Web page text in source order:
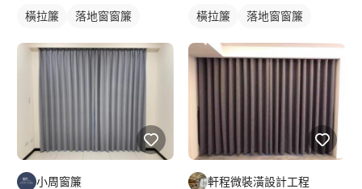
橫拉簾 落地窗窗簾
小周窗簾
橫拉簾 落地窗窗簾
軒程微裝潢設計工程